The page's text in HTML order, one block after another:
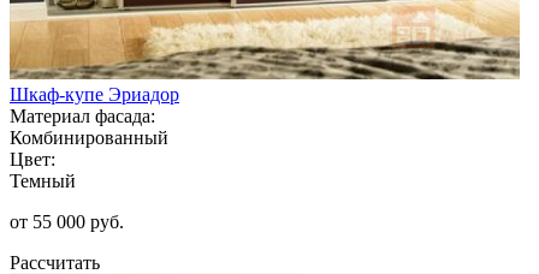
Шкаф-купе Эриадор
Материал фасада:
Комбинированный
Цвет:
Темный
от 55 000 руб.
Рассчитать